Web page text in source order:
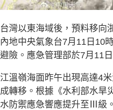
灣以東海域後，預料移
地中央氣象台7月11日10
險。應急管理部於7月11
溫嶺海面昨午出現高達4
轉移。根據《水利部水旱
防禦應急響應提升至Ⅲ級。